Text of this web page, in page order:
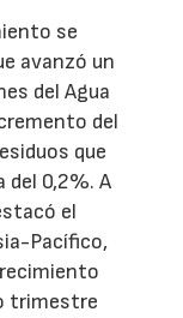
se
avanzó un
del Agua
del
que
del 0,2%. A
el
Pacífico,
trimestre